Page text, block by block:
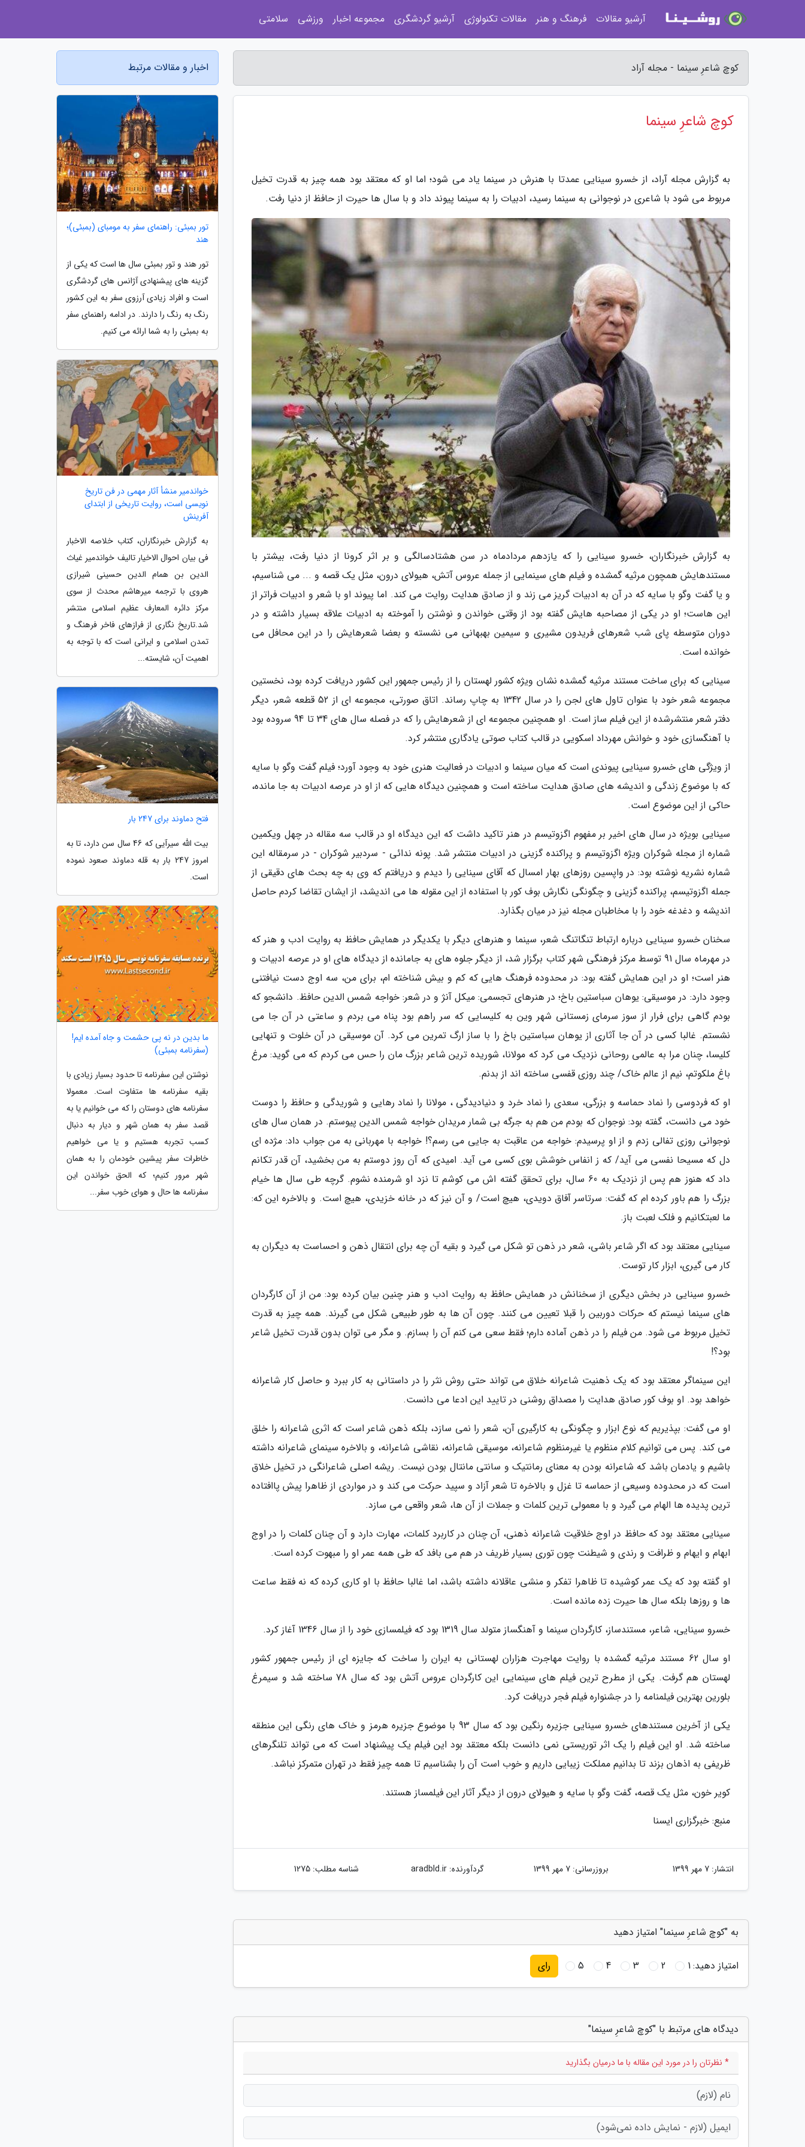
کوچ شاعرِ سینما - مجله آراد
کوچ شاعرِ سینما
به گزارش مجله آراد، از خسرو سینایی عمدتا با هنرش در سینما یاد می شود؛ اما او که معتقد بود همه چیز به قدرت تخیل
مربوط می شود با شاعری در نوجوانی به سینما رسید، ادبیات را به سینما پیوند داد و با سال ها حیرت از حافظ از دنیا رفت.
به گزارش خبرنگاران، خسرو سینایی را که یازدهم مردادماه در سن هشتادسالگی و بر اثر کرونا از دنیا رفت، بیشتر با
مستندهایش همچون مرثیه گمشده و فیلم های سینمایی از جمله عروس آتش، هیولای درون، مثل یک قصه و ... می شناسیم،
و یا گفت وگو با سایه که در آن به ادبیات گریز می زند و از صادق هدایت روایت می کند. اما پیوند او با شعر و ادبیات فراتر از
این هاست؛ او در یکی از مصاحبه هایش گفته بود از وقتی خواندن و نوشتن را آموخته به ادبیات علاقه بسیار داشته و در
دوران متوسطه پای شب شعرهای فریدون مشیری و سیمین بهبهانی می نشسته و بعضا شعرهایش را در این محافل می
خوانده است.
سینایی که برای ساخت مستند مرثیه گمشده نشان ویژه کشور لهستان را از رئیس جمهور این کشور دریافت کرده بود، نخستین
مجموعه شعر خود با عنوان تاول های لجن را در سال 1342 به چاپ رساند. اتاق صورتی، مجموعه ای از 52 قطعه شعر، دیگر
دفتر شعر منتشرشده از این فیلم ساز است. او همچنین مجموعه ای از شعرهایش را که در فصله سال های 34 تا 94 سروده بود
با آهنگسازی خود و خوانش مهرداد اسکویی در قالب کتاب صوتی یادگاری منتشر کرد.
از ویژگی های خسرو سینایی پیوندی است که میان سینما و ادبیات در فعالیت هنری خود به وجود آورد؛ فیلم گفت وگو با سایه
که با موضوع زندگی و اندیشه های صادق هدایت ساخته است و همچنین دیدگاه هایی که از او در عرصه ادبیات به جا مانده،
حاکی از این موضوع است.
سینایی بویژه در سال های اخیر بر مفهوم اگزوتیسم در هنر تاکید داشت که این دیدگاه او در قالب سه مقاله در چهل ویکمین
شماره از مجله شوکران ویژه اگزوتیسم و پراکنده گزینی در ادبیات منتشر شد. پونه ندائی - سردبیر شوکران - در سرمقاله این
شماره نشریه نوشته بود: در واپسین روزهای بهار امسال که آقای سینایی را دیدم و دریافتم که وی به چه بحث های دقیقی از
جمله اگزوتیسم، پراکنده گزینی و چگونگی نگارش بوف کور با استفاده از این مقوله ها می اندیشد، از ایشان تقاضا کردم حاصل
اندیشه و دغدغه خود را با مخاطبان مجله نیز در میان بگذارد.
سخنان خسرو سینایی درباره ارتباط تنگاتنگ شعر، سینما و هنرهای دیگر با یکدیگر در همایش حافظ به روایت ادب و هنر که
در مهرماه سال 91 توسط مرکز فرهنگی شهر کتاب برگزار شد، از دیگر جلوه های به جامانده از دیدگاه های او در عرصه ادبیات و
هنر است؛ او در این همایش گفته بود: در محدوده فرهنگ هایی که کم و بیش شناخته ام، برای من، سه اوج دست نیافتنی
وجود دارد: در موسیقی: یوهان سباستین باخ؛ در هنرهای تجسمی: میکل آنژ و در شعر: خواجه شمس الدین حافظ. دانشجو که
بودم گاهی برای فرار از سوز سرمای زمستانی شهر وین به کلیسایی که سر راهم بود پناه می بردم و ساعتی در آن جا می
نشستم. غالبا کسی در آن جا آثاری از یوهان سباستین باخ را با ساز ارگ تمرین می کرد. آن موسیقی در آن خلوت و تنهایی
کلیسا، چنان مرا به عالمی روحانی نزدیک می کرد که مولانا، شوریده ترین شاعر بزرگ مان را حس می کردم که می گوید: مرغ
باغ ملکوتم، نیم از عالم خاک/ چند روزی قفسی ساخته اند از بدنم.
او که فردوسی را نماد حماسه و بزرگی، سعدی را نماد خرد و دنیادیدگی ، مولانا را نماد رهایی و شوریدگی و حافظ را دوست
خود می دانست، گفته بود: نوجوان که بودم من هم به جرگه بی شمار مریدان خواجه شمس الدین پیوستم. در همان سال های
نوجوانی روزی تفالی زدم و از او پرسیدم: خواجه من عاقبت به جایی می رسم؟! خواجه با مهربانی به من جواب داد: مژده ای
دل که مسیحا نفسی می آید/ که ز انفاس خوشش بوی کسی می آید. امیدی که آن روز دوستم به من بخشید، آن قدر تکانم
داد که هنوز هم پس از نزدیک به 60 سال، برای تحقق گفته اش می کوشم تا نزد او شرمنده نشوم. گرچه طی سال ها خیام
بزرگ را هم باور کرده ام که گفت: سرتاسر آفاق دویدی، هیچ است/ و آن نیز که در خانه خزیدی، هیچ است. و بالاخره این که:
ما لعبتکانیم و فلک لعبت باز.
سینایی معتقد بود که اگر شاعر باشی، شعر در ذهن تو شکل می گیرد و بقیه آن چه برای انتقال ذهن و احساست به دیگران به
کار می گیری، ابزار کار توست.
خسرو سینایی در بخش دیگری از سخنانش در همایش حافظ به روایت ادب و هنر چنین بیان کرده بود: من از آن کارگردان
های سینما نیستم که حرکات دوربین را قبلا تعیین می کنند. چون آن ها به طور طبیعی شکل می گیرند. همه چیز به قدرت
تخیل مربوط می شود. من فیلم را در ذهن آماده دارم؛ فقط سعی می کنم آن را بسازم. و مگر می توان بدون قدرت تخیل شاعر
بود؟!
این سینماگر معتقد بود که یک ذهنیت شاعرانه خلاق می تواند حتی روش نثر را در داستانی به کار ببرد و حاصل کار شاعرانه
خواهد بود. او بوف کور صادق هدایت را مصداق روشنی در تایید این ادعا می دانست.
او می گفت: بپذیریم که نوع ابزار و چگونگی به کارگیری آن، شعر را نمی سازد، بلکه ذهن شاعر است که اثری شاعرانه را خلق
می کند. پس می توانیم کلام منظوم یا غیرمنظوم شاعرانه، موسیقی شاعرانه، نقاشی شاعرانه، و بالاخره سینمای شاعرانه داشته
باشیم و یادمان باشد که شاعرانه بودن به معنای رمانتیک و سانتی مانتال بودن نیست. ریشه اصلی شاعرانگی در تخیل خلاق
است که در محدوده وسیعی از حماسه تا غزل و بالاخره تا شعر آزاد و سپید حرکت می کند و در مواردی از ظاهرا پیش پاافتاده
ترین پدیده ها الهام می گیرد و با معمولی ترین کلمات و جملات از آن ها، شعر واقعی می سازد.
سینایی معتقد بود که حافظ در اوج خلاقیت شاعرانه ذهنی، آن چنان در کاربرد کلمات، مهارت دارد و آن چنان کلمات را در اوج
ابهام و ایهام و ظرافت و رندی و شیطنت چون توری بسیار ظریف در هم می بافد که طی همه عمر او را مبهوت کرده است.
او گفته بود که یک عمر کوشیده تا ظاهرا تفکر و منشی عاقلانه داشته باشد، اما غالبا حافظ با او کاری کرده که نه فقط ساعت
ها و روزها بلکه سال ها حیرت زده مانده است.
خسرو سینایی، شاعر، مستندساز، کارگردان سینما و آهنگساز متولد سال 1319 بود که فیلمسازی خود را از سال 1346 آغاز کرد.
او سال 62 مستند مرثیه گمشده با روایت مهاجرت هزاران لهستانی به ایران را ساخت که جایزه ای از رئیس جمهور کشور
لهستان هم گرفت. یکی از مطرح ترین فیلم های سینمایی این کارگردان عروس آتش بود که سال 78 ساخته شد و سیمرغ
بلورین بهترین فیلمنامه را در جشنواره فیلم فجر دریافت کرد.
یکی از آخرین مستندهای خسرو سینایی جزیره رنگین بود که سال 93 با موضوع جزیره هرمز و خاک های رنگی این منطقه
ساخته شد. او این فیلم را یک اثر توریستی نمی دانست بلکه معتقد بود این فیلم یک پیشنهاد است که می تواند تلنگرهای
ظریفی به اذهان بزند تا بدانیم مملکت زیبایی داریم و خوب است آن را بشناسیم تا همه چیز فقط در تهران متمرکز نباشد.
کویر خون، مثل یک قصه، گفت وگو با سایه و هیولای درون از دیگر آثار این فیلمساز هستند.
منبع: خبرگزاری ایسنا
انتشار: 7 مهر 1399 بروزرسانی: 7 مهر 1399 گردآورنده:aradbld.ir شناسه مطلب: 1275
به "کوچ شاعرِ سینما" امتیاز دهید
امتیاز دهید:1
2
3
4
5 رای
دیدگاه های مرتبط با "کوچ شاعرِ سینما"
* نظرتان را در مورد این مقاله با ما درمیان بگذارید
اخبار و مقالات مرتبط
تور بمبئی: راهنمای سفر به مومبای (بمبئی)؛
هند
تور هند و تور بمبئی سال ها است که یکی از
گزینه های پیشنهادی آژانس های گردشگری
است و افراد زیادی آرزوی سفر به این کشور
رنگ به رنگ را دارند. در ادامه راهنمای سفر
به بمبئی را به شما ارائه می کنیم.
خواندمیر منشأ آثار مهمی در فن تاریخ
نویسی است، روایت تاریخی از ابتدای
آفرینش
به گزارش خبرنگاران، کتاب خلاصه الاخبار
فی بیان احوال الاخیار تالیف خواندمیر غیاث
الدین بن همام الدین حسینی شیرازی
هروی با ترجمه میرهاشم محدث از سوی
مرکز دائره المعارف عظیم اسلامی منتشر
شد.تاریخ نگاری از فرازهای فاخر فرهنگ و
تمدن اسلامی و ایرانی است که با توجه به
اهمیت آن، شایسته...
فتح دماوند برای 247 بار
بیت الله سیرآیی که 46 سال سن دارد، تا به
امروز 247 بار به قله دماوند صعود نموده
است.
ما بدین در نه پی حشمت و جاه آمده ایم!
(سفرنامه بمبئی)
نوشتن این سفرنامه تا حدود بسیار زیادی با
بقیه سفرنامه ها متفاوت است. معمولا
سفرنامه های دوستان را که می خوانیم یا به
قصد سفر به همان شهر و دیار به دنبال
کسب تجربه هستیم و یا می خواهیم
خاطرات سفر پیشین خودمان را به همان
شهر مرور کنیم؛ که الحق خواندن این
سفرنامه ها حال و هوای خوب سفر...
آرشیو مقالات فرهنگ و هنر مقالات تکنولوژی آرشیو گردشگری مجموعه اخبار ورزشی سلامتی